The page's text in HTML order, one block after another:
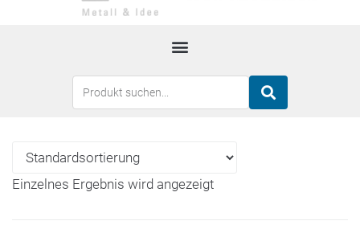
Einzelnes Ergebnis wird angezeigt